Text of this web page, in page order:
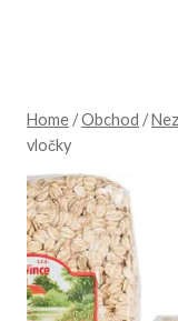
Home /Obchod /
vločky